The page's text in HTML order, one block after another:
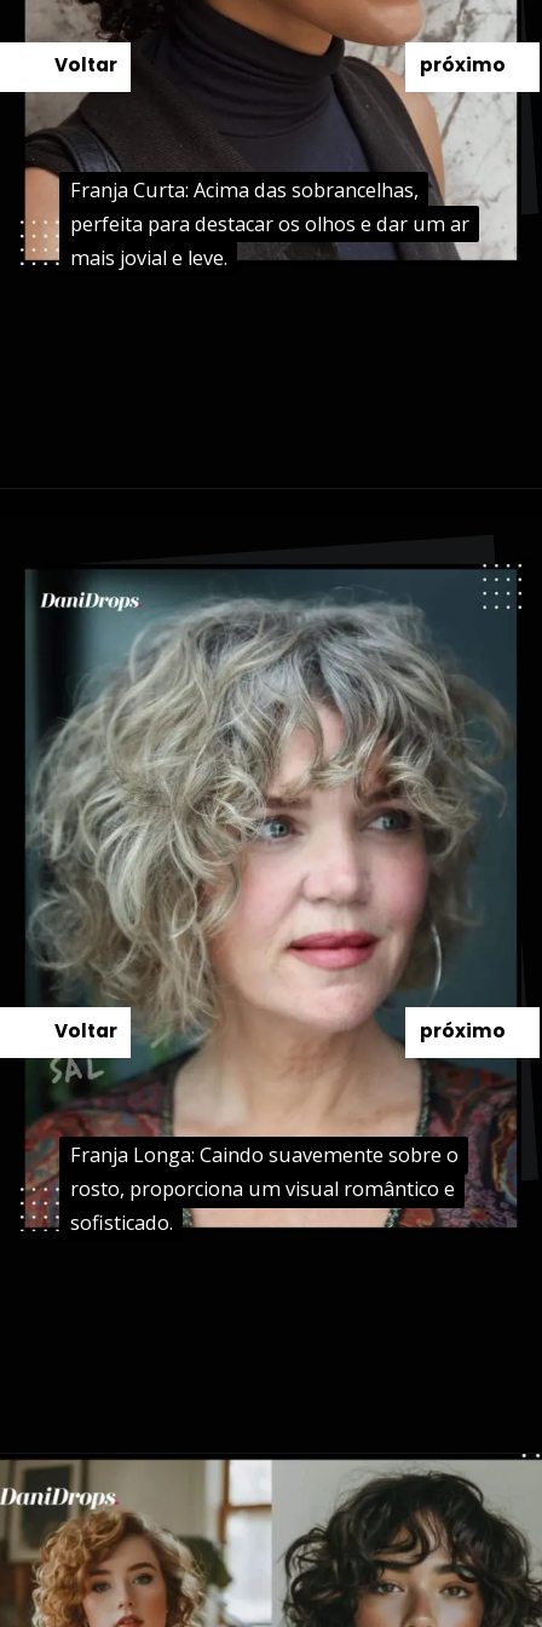
Franja Curta: Acima das sobrancelhas,
perfeita para destacar os olhos e dar um ar
mais jovial e leve.
Franja Curta: Acima das sobrancelhas,
perfeita para destacar os olhos e dar um ar
mais jovial e leve.
próximo
Voltar
Franja Longa: Caindo suavemente sobre o
rosto, proporciona um visual romântico e
sofisticado.
Franja Longa: Caindo suavemente sobre o
rosto, proporciona um visual romântico e
sofisticado.
próximo
Voltar